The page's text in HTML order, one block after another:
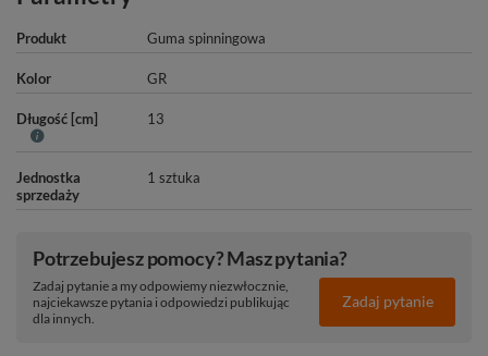
Produkt Guma spinningowa
Kolor GR
Długość [cm] 13
Jednostka
sprzedaży
1 sztuka
Potrzebujesz pomocy? Masz pytania?
Zadaj pytanie a my odpowiemy niezwłocznie,
najciekawsze pytania i odpowiedzi publikując
dla innych.
Zadaj pytanie